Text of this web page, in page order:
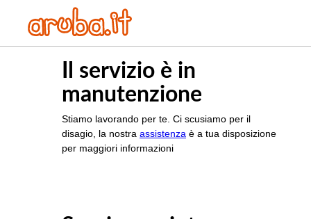
Il servizio è in
manutenzione
Stiamo lavorando per te. Ci scusiamo per il
disagio, la nostra assistenza è a tua disposizione
per maggiori informazioni